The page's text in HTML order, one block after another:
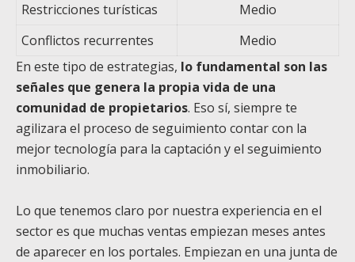
Restricciones turísticas
Medio
Conflictos recurrentes
Medio
En este tipo de estrategias, lo fundamental son las
señales que genera la propia vida de una
comunidad de propietarios. Eso sí, siempre te
agilizara el proceso de seguimiento contar con la
mejor tecnología para la captación y el seguimiento
inmobiliario.
Lo que tenemos claro por nuestra experiencia en el
sector es que muchas ventas empiezan meses antes
de aparecer en los portales. Empiezan en una junta de